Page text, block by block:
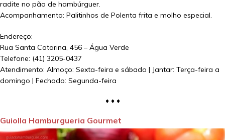
radite no pão de hambúrguer.
Acompanhamento: Palitinhos de Polenta frita e molho especial.
Endereço:
Rua Santa Catarina, 456 – Água Verde
Telefone: (41) 3205-0437
Atendimento: Almoço: Sexta-feira e sábado | Jantar: Terça-feira a
domingo | Fechado: Segunda-feira
♦ ♦ ♦
Guiolla Hamburgueria Gourmet